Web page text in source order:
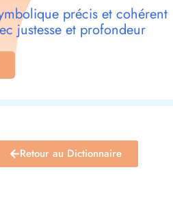
précis et cohérent
justesse et profondeur
Retour au Dictionnaire